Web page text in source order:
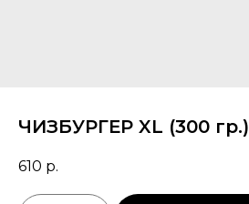
ЧИЗБУРГЕР XL (300 гр.)
610 р.